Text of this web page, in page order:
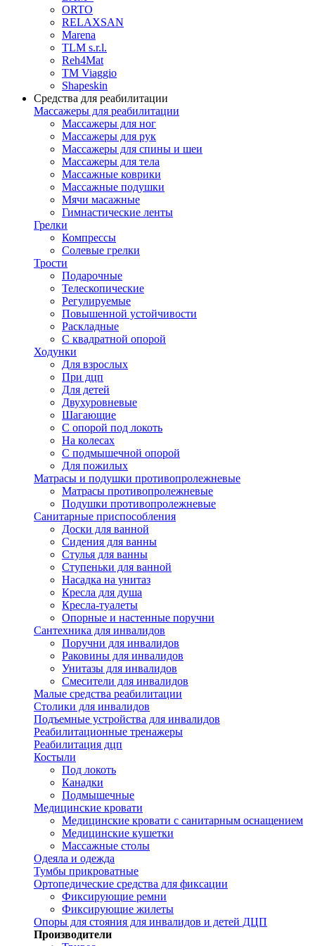
ORTO
RELAXSAN
Marena
TLM s.r.l.
Reh4Mat
TM Viaggio
Shapeskin
Средства для реабилитации
Массажеры для реабилитации
Массажеры для ног
Массажеры для рук
Массажеры для спины и шеи
Массажеры для тела
Массажные коврики
Массажные подушки
Мячи масажные
Гимнастические ленты
Грелки
Компрессы
Солевые грелки
Трости
Подарочные
Телескопические
Регулируемые
Повышенной устойчивости
Раскладные
С квадратной опорой
Ходунки
Для взрослых
При дцп
Для детей
Двухуровневые
Шагающие
С опорой под локоть
На колесах
С подмышечной опорой
Для пожилых
Матрасы и подушки противопролежневые
Матрасы противопролежневые
Подушки противопролежневые
Санитарные приспособления
Доски для ванной
Сидения для ванны
Стулья для ванны
Ступеньки для ванной
Насадка на унитаз
Кресла для душа
Кресла-туалеты
Опорные и настенные поручни
Сантехника для инвалидов
Поручни для инвалидов
Раковины для инвалидов
Унитазы для инвалидов
Смесители для инвалидов
Малые средства реабилитации
Столики для инвалидов
Подъемные устройства для инвалидов
Реабилитационные тренажеры
Реабилитация дцп
Костыли
Под локоть
Канадки
Подмышечные
Медицинские кровати
Медицинские кровати с санитарным оснащением
Медицинские кушетки
Массажные столы
Одеяла и одежда
Тумбы прикроватные
Ортопедические средства для фиксации
Фиксирующие ремни
Фиксирующие жилеты
Опоры для стояния для инвалидов и детей ДЦП
Производители